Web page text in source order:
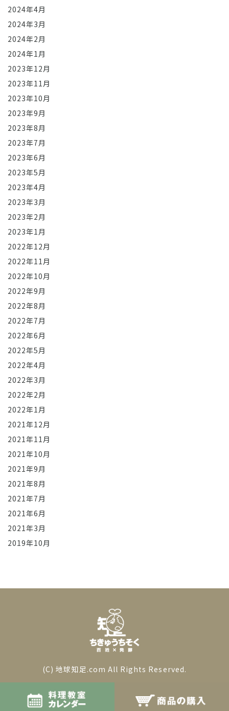
2024年4月
2024年3月
2024年2月
2024年1月
2023年12月
2023年11月
2023年10月
2023年9月
2023年8月
2023年7月
2023年6月
2023年5月
2023年4月
2023年3月
2023年2月
2023年1月
2022年12月
2022年11月
2022年10月
2022年9月
2022年8月
2022年7月
2022年6月
2022年5月
2022年4月
2022年3月
2022年2月
2022年1月
2021年12月
2021年11月
2021年10月
2021年9月
2021年8月
2021年7月
2021年6月
2021年3月
2019年10月
(C) 地球知足.com All Rights Reserved.